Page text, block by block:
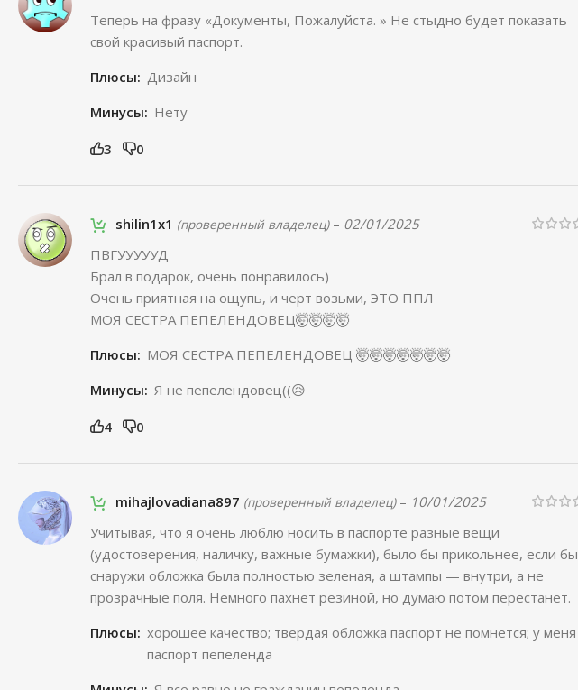
Теперь на фразу «Документы, Пожалуйста. » Не стыдно будет показать
свой красивый паспорт.
Плюсы: Дизайн
Минусы: Нету
3 0
shilin1x1 (проверенный владелец) – 02/01/2025
ПВГУУУУУД
Брал в подарок, очень понравилось)
Очень приятная на ощупь, и черт возьми, ЭТО ППЛ
МОЯ СЕСТРА ПЕПЕЛЕНДОВЕЦ🤯🤯🤯🤯
Плюсы: МОЯ СЕСТРА ПЕПЕЛЕНДОВЕЦ 🤯🤯🤯🤯🤯🤯🤯
Минусы: Я не пепелендовец((😥
4 0
mihajlovadiana897 (проверенный владелец) – 10/01/2025
Учитывая, что я очень люблю носить в паспорте разные вещи
(удостоверения, наличку, важные бумажки), было бы прикольнее, если бы
снаружи обложка была полностью зеленая, а штампы — внутри, а не
прозрачные поля. Немного пахнет резиной, но думаю потом перестанет.
Плюсы: хорошее качество; твердая обложка паспорт не помнется; у меня
паспорт пепеленда